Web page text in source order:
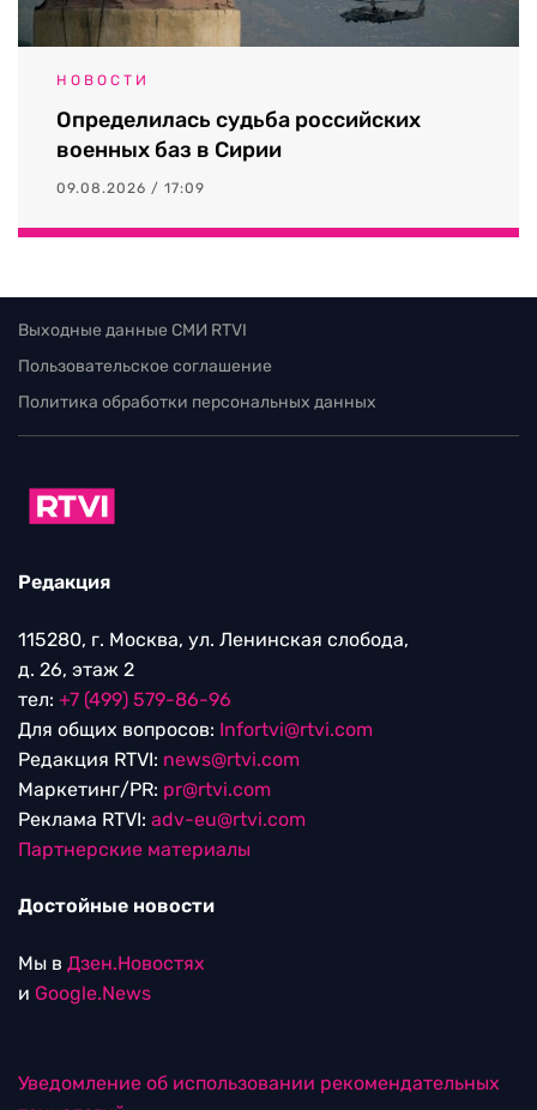
НОВОСТИ
Определилась судьба российских
военных баз в Сирии
09.08.2026 / 17:09
Выходные данные СМИ RTVI
Пользовательское соглашение
Политика обработки персональных данных
Редакция
115280, г. Москва, ул. Ленинская слобода,
д. 26, этаж 2
тел: +7 (499) 579-86-96
Для общих вопросов: Infortvi@rtvi.com
Редакция RTVI: news@rtvi.com
Маркетинг/PR: pr@rtvi.com
Реклама RTVI: adv-eu@rtvi.com
Партнерские материалы
Достойные новости
Мы в Дзен.Новостях
и Google.News
Уведомление об использовании рекомендательных